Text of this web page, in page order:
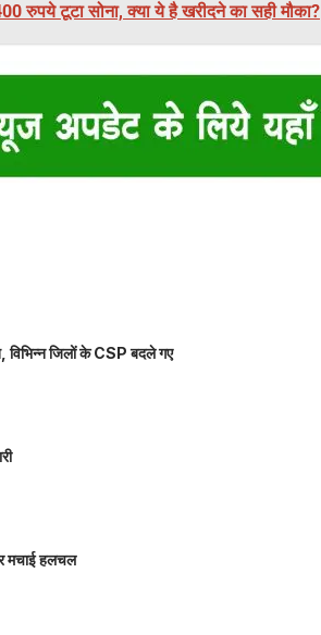
टूटा सोना, क्या ये है खरीदने का सही मौका?
विभिन्न जिलों के CSP बदले गए
मचाई हलचल